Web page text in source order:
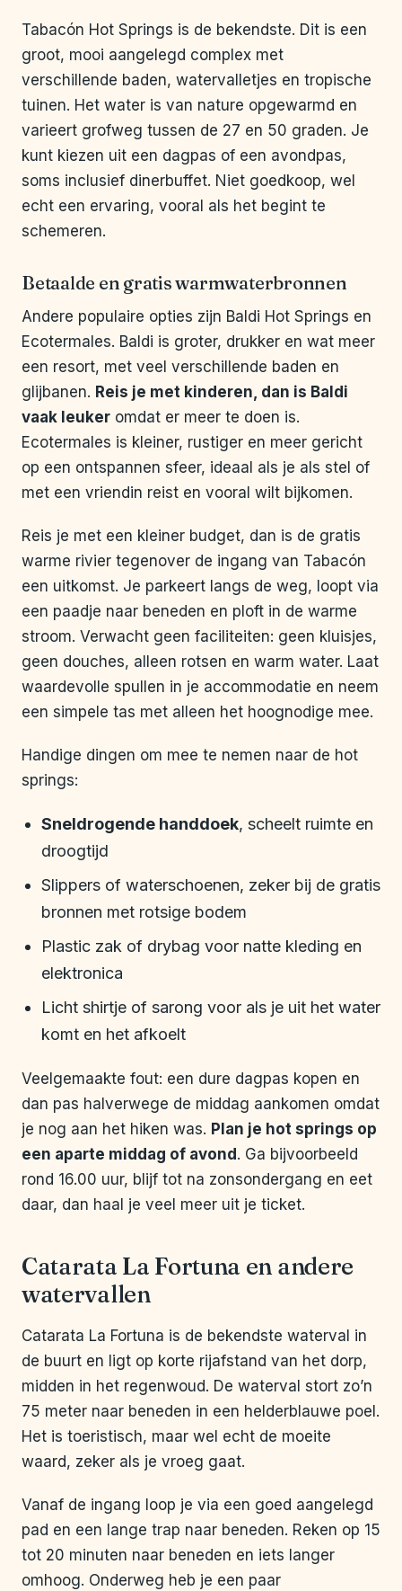
Tabacón Hot Springs is de bekendste. Dit is een
groot, mooi aangelegd complex met
verschillende baden, watervalletjes en tropische
tuinen. Het water is van nature opgewarmd en
varieert grofweg tussen de 27 en 50 graden. Je
kunt kiezen uit een dagpas of een avondpas,
soms inclusief dinerbuffet. Niet goedkoop, wel
echt een ervaring, vooral als het begint te
schemeren.
Betaalde en gratis warmwaterbronnen
Andere populaire opties zijn Baldi Hot Springs en
Ecotermales. Baldi is groter, drukker en wat meer
een resort, met veel verschillende baden en
glijbanen. Reis je met kinderen, dan is Baldi
vaak leuker omdat er meer te doen is.
Ecotermales is kleiner, rustiger en meer gericht
op een ontspannen sfeer, ideaal als je als stel of
met een vriendin reist en vooral wilt bijkomen.
Reis je met een kleiner budget, dan is de gratis
warme rivier tegenover de ingang van Tabacón
een uitkomst. Je parkeert langs de weg, loopt via
een paadje naar beneden en ploft in de warme
stroom. Verwacht geen faciliteiten: geen kluisjes,
geen douches, alleen rotsen en warm water. Laat
waardevolle spullen in je accommodatie en neem
een simpele tas met alleen het hoognodige mee.
Handige dingen om mee te nemen naar de hot
springs:
Sneldrogende handdoek, scheelt ruimte en
droogtijd
Slippers of waterschoenen, zeker bij de gratis
bronnen met rotsige bodem
Plastic zak of drybag voor natte kleding en
elektronica
Licht shirtje of sarong voor als je uit het water
komt en het afkoelt
Veelgemaakte fout: een dure dagpas kopen en
dan pas halverwege de middag aankomen omdat
je nog aan het hiken was. Plan je hot springs op
een aparte middag of avond . Ga bijvoorbeeld
rond 16.00 uur, blijf tot na zonsondergang en eet
daar, dan haal je veel meer uit je ticket.
Catarata La Fortuna en andere
watervallen
Catarata La Fortuna is de bekendste waterval in
de buurt en ligt op korte rijafstand van het dorp,
midden in het regenwoud. De waterval stort zo’n
75 meter naar beneden in een helderblauwe poel.
Het is toeristisch, maar wel echt de moeite
waard, zeker als je vroeg gaat.
Vanaf de ingang loop je via een goed aangelegd
pad en een lange trap naar beneden. Reken op 15
tot 20 minuten naar beneden en iets langer
omhoog. Onderweg heb je een paar